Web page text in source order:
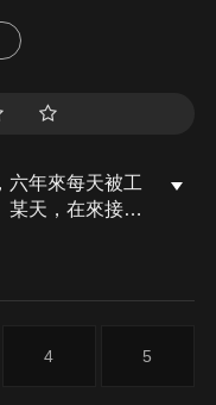
六年來每天被工
某天，在來接送
夢帶著擦傷回
4 5